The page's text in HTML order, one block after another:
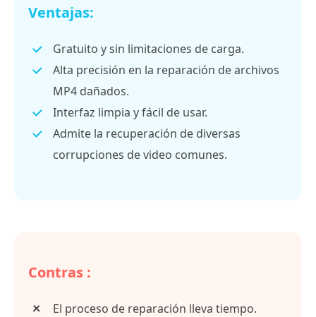
Ventajas:
Gratuito y sin limitaciones de carga.
Alta precisión en la reparación de archivos
MP4 dañados.
Interfaz limpia y fácil de usar.
Admite la recuperación de diversas
corrupciones de video comunes.
Contras :
El proceso de reparación lleva tiempo.